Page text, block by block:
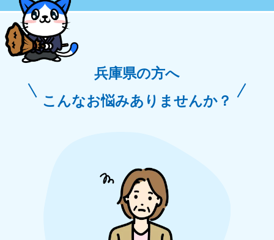
兵庫県の方へ
こんなお悩みありませんか？